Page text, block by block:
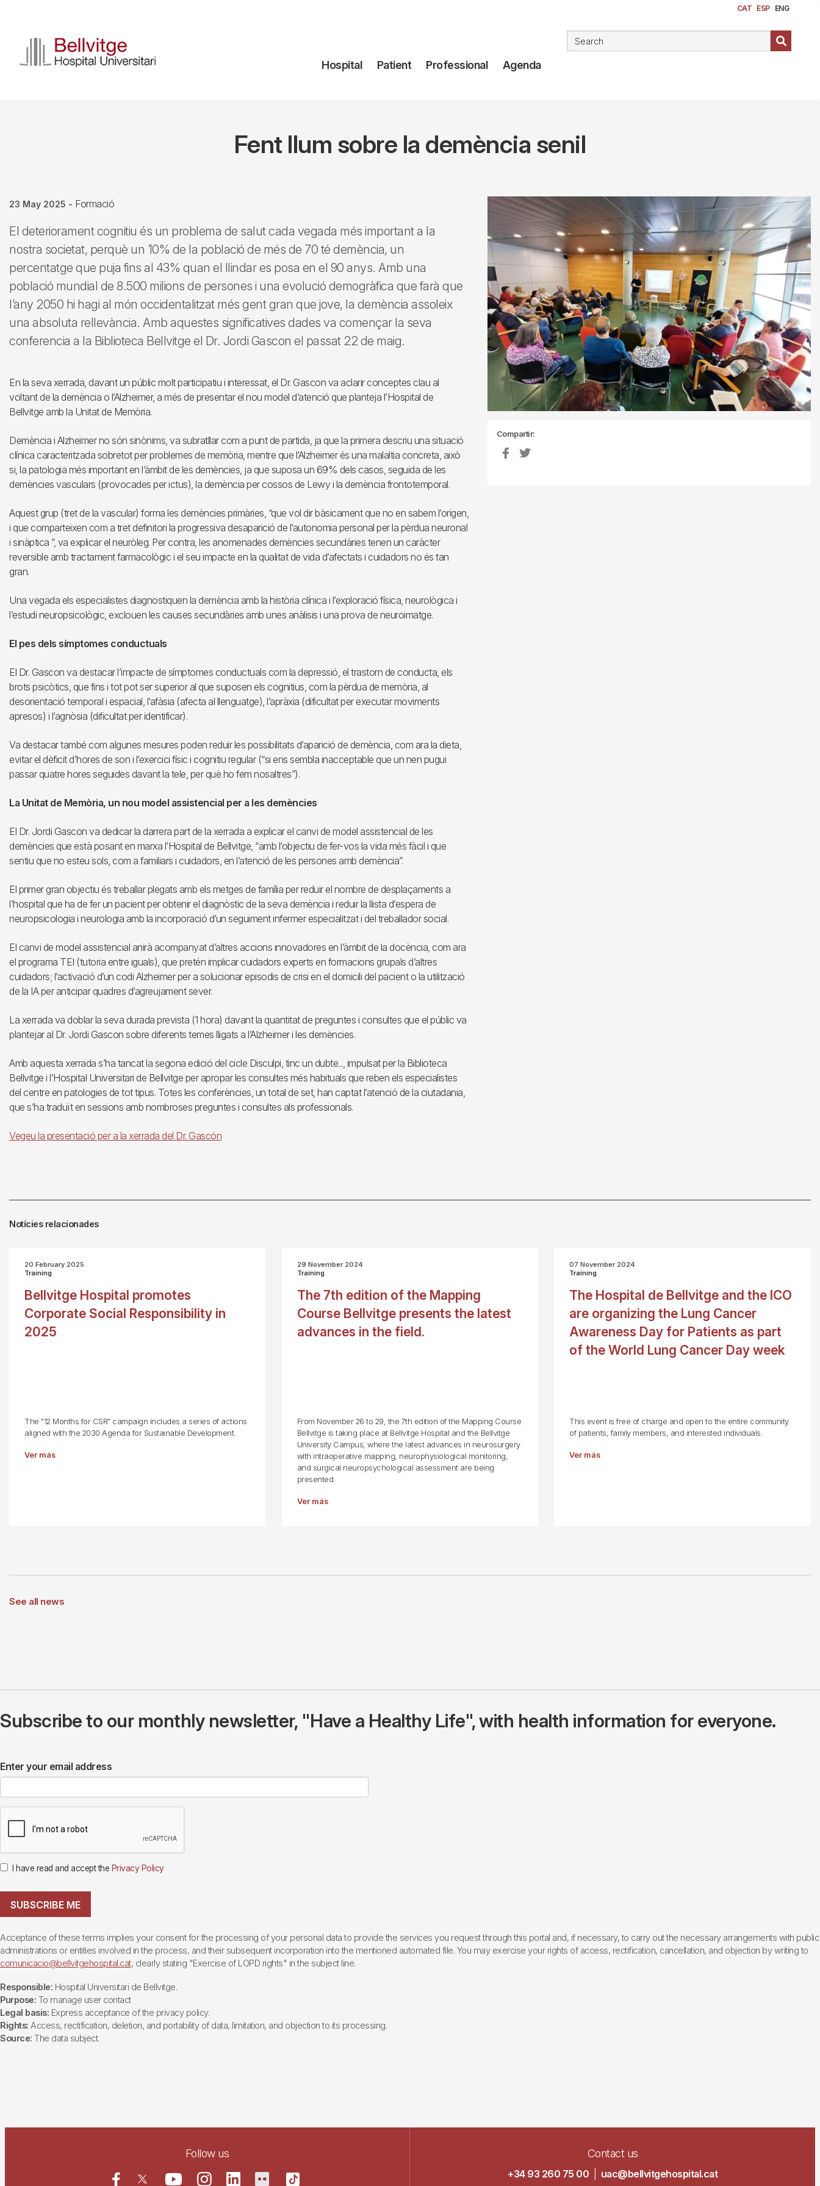
content
CAT ESP ENG
Navegación
Hospital Patient Professional Agenda
Fent llum sobre la demència senil
23 May 2025 - Formació
El deteriorament cognitiu és un problema de salut cada vegada més important a la
nostra societat, perquè un 10% de la població de més de 70 té demència, un
percentatge que puja fins al 43% quan el llindar es posa en el 90 anys. Amb una
població mundial de 8.500 milions de persones i una evolució demogràfica que farà que
l’any 2050 hi hagi al món occidentalitzat més gent gran que jove, la demència assoleix
una absoluta rellevància. Amb aquestes significatives dades va començar la seva
conferencia a la Biblioteca Bellvitge el Dr. Jordi Gascon el passat 22 de maig.
En la seva xerrada, davant un públic molt participatiu i interessat, el Dr. Gascon va aclarir conceptes clau al
voltant de la demència o l’Alzheimer, a més de presentar el nou model d’atenció que planteja l’Hospital de
Bellvitge amb la Unitat de Memòria.
Demència i Alzheimer no són sinònims, va subratllar com a punt de partida, ja que la primera descriu una situació
clínica caracteritzada sobretot per problemes de memòria, mentre que l’Alzheimer és una malaltia concreta, això
si, la patologia més important en l’àmbit de les demències, ja que suposa un 69% dels casos, seguida de les
demències vasculars (provocades per ictus), la demència per cossos de Lewy i la demència frontotemporal.
Aquest grup (tret de la vascular) forma les demències primàries, “que vol dir bàsicament que no en sabem l’origen,
i que comparteixen com a tret definitori la progressiva desaparició de l’autonomia personal per la pèrdua neuronal
i sinàptica ”, va explicar el neuròleg. Per contra, les anomenades demències secundàries tenen un caràcter
reversible amb tractament farmacològic i el seu impacte en la qualitat de vida d’afectats i cuidadors no és tan
gran.
Una vegada els especialistes diagnostiquen la demència amb la història clínica i l’exploració física, neurològica i
l’estudi neuropsicològic, exclouen les causes secundàries amb unes anàlisis i una prova de neuroimatge.
El pes dels símptomes conductuals
El Dr. Gascon va destacar l’impacte de símptomes conductuals com la depressió, el trastorn de conducta, els
brots psicòtics, que fins i tot pot ser superior al que suposen els cognitius, com la pèrdua de memòria, al
desorientació temporal i espacial, l’afàsia (afecta al llenguatge), l’apràxia (dificultat per executar moviments
apresos) i l’agnòsia (dificultat per identificar).
Va destacar també com algunes mesures poden reduir les possibilitats d’aparició de demència, com ara la dieta,
evitar el dèficit d’hores de son i l’exercici físic i cognitiu regular (“si ens sembla inacceptable que un nen pugui
passar quatre hores seguides davant la tele, per què ho fem nosaltres”).
La Unitat de Memòria, un nou model assistencial per a les demències
El Dr. Jordi Gascon va dedicar la darrera part de la xerrada a explicar el canvi de model assistencial de les
demències que està posant en marxa l’Hospital de Bellvitge, “amb l’objectiu de fer-vos la vida més fàcil i que
sentiu que no esteu sols, com a familiars i cuidadors, en l’atenció de les persones amb demència”.
El primer gran objectiu és treballar plegats amb els metges de família per reduir el nombre de desplaçaments a
l’hospital que ha de fer un pacient per obtenir el diagnòstic de la seva demència i reduir la llista d’espera de
neuropsicologia i neurologia amb la incorporació d’un seguiment infermer especialitzat i del treballador social.
El canvi de model assistencial anirà acompanyat d’altres accions innovadores en l’àmbit de la docència, com ara
el programa TEI (tutoria entre iguals), que pretén implicar cuidadors experts en formacions grupals d’altres
cuidadors; l’activació d’un codi Alzheimer per a solucionar episodis de crisi en el domicili del pacient o la utilització
de la IA per anticipar quadres d’agreujament sever.
La xerrada va doblar la seva durada prevista (1 hora) davant la quantitat de preguntes i consultes que el públic va
plantejar al Dr. Jordi Gascon sobre diferents temes lligats a l’Alzheimer i les demències.
Amb aquesta xerrada s’ha tancat la segona edició del cicle Disculpi, tinc un dubte..., impulsat per la Biblioteca
Bellvitge i l’Hospital Universitari de Bellvitge per apropar les consultes més habituals que reben els especialistes
del centre en patologies de tot tipus. Totes les conferències, un total de set, han captat l’atenció de la ciutadania,
que s’ha traduït en sessions amb nombroses preguntes i consultes als professionals.
Vegeu la presentació per a la xerrada del Dr. Gascón
Compartir:
Notícies relacionades
20 February 2025
Training
Bellvitge Hospital promotes
Corporate Social Responsibility in
2025
The "12 Months for CSR" campaign includes a series of actions
aligned with the 2030 Agenda for Sustainable Development.
Ver más
29 November 2024
Training
The 7th edition of the Mapping
Course Bellvitge presents the latest
advances in the field.
From November 26 to 29, the 7th edition of the Mapping Course
Bellvitge is taking place at Bellvitge Hospital and the Bellvitge
University Campus, where the latest advances in neurosurgery
with intraoperative mapping, neurophysiological monitoring,
and surgical neuropsychological assessment are being
presented.
Ver más
07 November 2024
Training
The Hospital de Bellvitge and the ICO
are organizing the Lung Cancer
Awareness Day for Patients as part
of the World Lung Cancer Day week
This event is free of charge and open to the entire community
of patients, family members, and interested individuals.
Ver más
See all news
Subscribe to our monthly newsletter, "Have a Healthy Life", with health information for everyone.
Enter your email address
I have read and accept the Privacy Policy
SUBSCRIBE ME
Acceptance of these terms implies your consent for the processing of your personal data to provide the services you request through this portal and, if necessary, to carry out the necessary arrangements with public
administrations or entities involved in the process, and their subsequent incorporation into the mentioned automated file. You may exercise your rights of access, rectification, cancellation, and objection by writing to
comunicacio@bellvitgehospital.cat, clearly stating "Exercise of LOPD rights" in the subject line.
Responsible: Hospital Universitari de Bellvitge.
Purpose: To manage user contact
Legal basis: Express acceptance of the privacy policy.
Rights: Access, rectification, deletion, and portability of data, limitation, and objection to its processing.
Source: The data subject.
Follow us Contact us
+34 93 260 75 00 uac@bellvitgehospital.cat